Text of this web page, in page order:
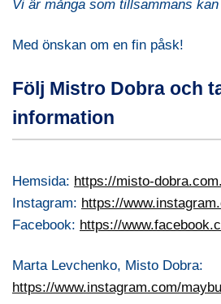
Vi är många som tillsammans
Med önskan om en fin påsk!
Följ Mistro Dobra och
information
Hemsida: https://misto-
Instagram: https://
Facebook: https://
Marta Levchenko, Misto Dobra:
https://www.instagram.com/